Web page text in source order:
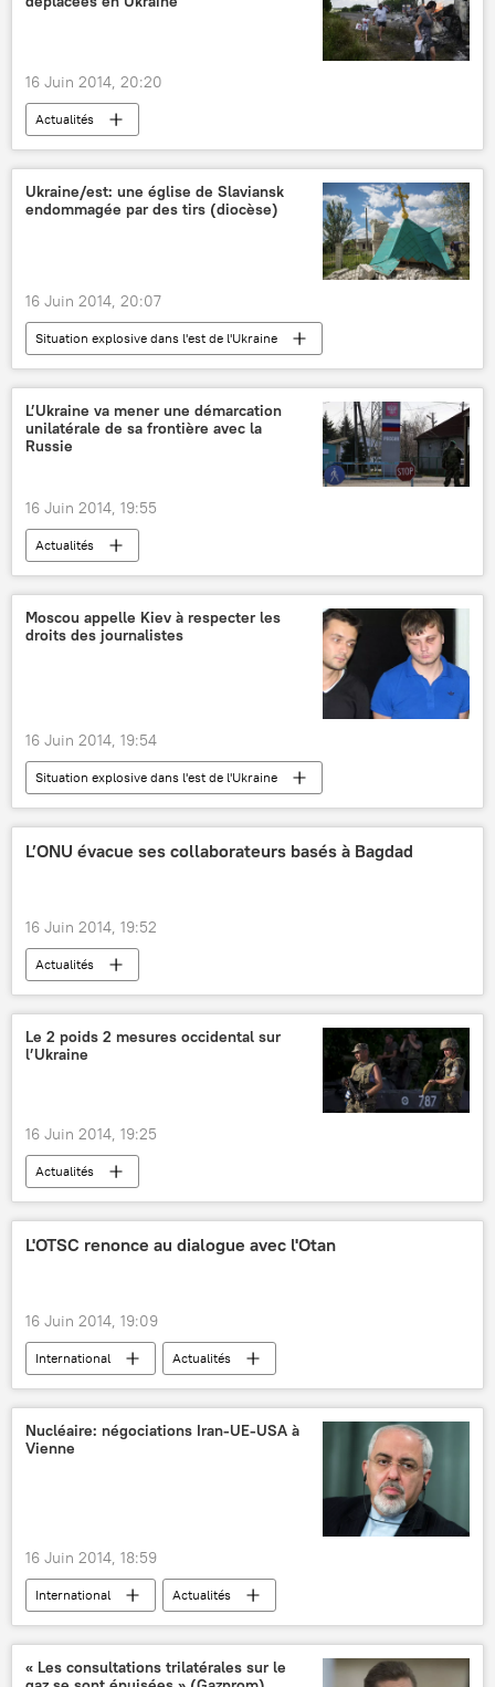
16 Juin 2014, 20:20
Actualités
Ukraine/est: une église de Slaviansk
endommagée par des tirs (diocèse)
16 Juin 2014, 20:07
Situation explosive dans l'est de l'Ukraine
International
Actualités
L’Ukraine va mener une démarcation
unilatérale de sa frontière avec la
Russie
16 Juin 2014, 19:55
Actualités
Moscou appelle Kiev à respecter les
droits des journalistes
16 Juin 2014, 19:54
Situation explosive dans l'est de l'Ukraine
International
Actualités
L’ONU évacue ses collaborateurs basés à Bagdad
16 Juin 2014, 19:52
Actualités
Le 2 poids 2 mesures occidental sur
l’Ukraine
16 Juin 2014, 19:25
Actualités
L'OTSC renonce au dialogue avec l'Otan
16 Juin 2014, 19:09
International Actualités
Nucléaire: négociations Iran-UE-USA à
Vienne
16 Juin 2014, 18:59
International
Actualités
Nucléaire iranien (2014)
« Les consultations trilatérales sur le